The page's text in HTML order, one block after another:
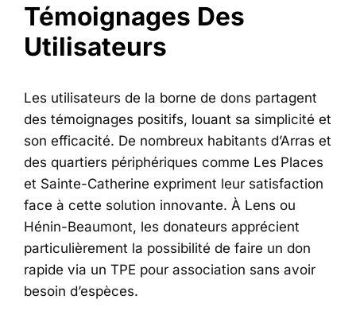
Témoignages Des
Utilisateurs
Les utilisateurs de la borne de dons partagent
des témoignages positifs, louant sa simplicité et
son efficacité. De nombreux habitants d’Arras et
des quartiers périphériques comme Les Places
et Sainte-Catherine expriment leur satisfaction
face à cette solution innovante. À Lens ou
Hénin-Beaumont, les donateurs apprécient
particulièrement la possibilité de faire un don
rapide via un TPE pour association sans avoir
besoin d’espèces.